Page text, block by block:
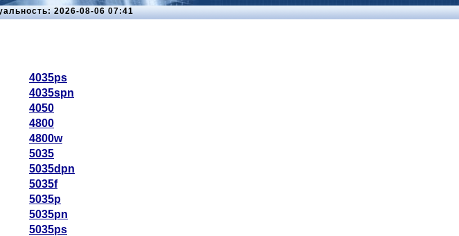
2026-08-06 07:41
4035ps
4035spn
4050
4800
4800w
5035
5035dpn
5035f
5035p
5035pn
5035ps